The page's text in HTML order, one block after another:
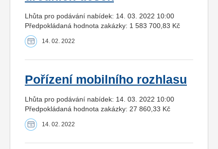
Lhůta pro podávání nabídek: 14. 03. 2022 10:00
Předpokládaná hodnota zakázky: 1 583 700,83 Kč
14. 02. 2022
Pořízení mobilního rozhlasu
Lhůta pro podávání nabídek: 14. 03. 2022 10:00
Předpokládaná hodnota zakázky: 27 860,33 Kč
14. 02. 2022